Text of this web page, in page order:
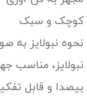
کوچک و سبک
نحوه نبولایز به
نبولایز، مناسب
بیصدا و قابل